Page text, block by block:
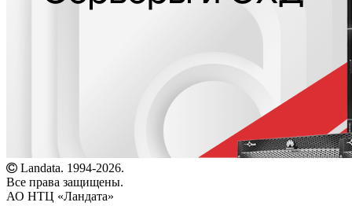
Landata. 1994-2026.
Все права защищены.
АО НТЦ «Ландата»